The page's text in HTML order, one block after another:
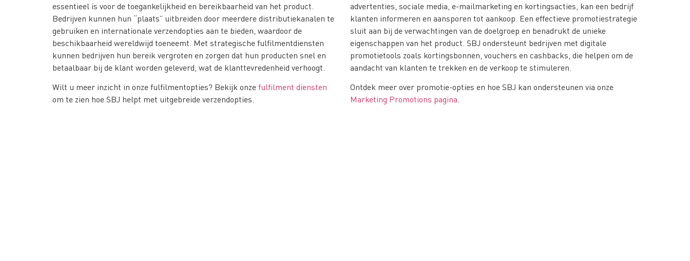
essentieel is voor de toegankelijkheid en bereikbaarheid van het product.
Bedrijven kunnen hun “plaats” uitbreiden door meerdere distributiekanalen te
gebruiken en internationale verzendopties aan te bieden, waardoor de
beschikbaarheid wereldwijd toeneemt. Met strategische fulfilmentdiensten
kunnen bedrijven hun bereik vergroten en zorgen dat hun producten snel en
betaalbaar bij de klant worden geleverd, wat de klanttevredenheid verhoogt.
Wilt u meer inzicht in onze fulfilmentopties? Bekijk onze fulfilment diensten
om te zien hoe SBJ helpt met uitgebreide verzendopties.
advertenties, sociale media, e-mailmarketing en kortingsacties, kan een bedrijf
klanten informeren en aansporen tot aankoop. Een effectieve promotiestrategie
sluit aan bij de verwachtingen van de doelgroep en benadrukt de unieke
eigenschappen van het product. SBJ ondersteunt bedrijven met digitale
promotietools zoals kortingsbonnen, vouchers en cashbacks, die helpen om de
aandacht van klanten te trekken en de verkoop te stimuleren.
Ontdek meer over promotie-opties en hoe SBJ kan ondersteunen via onze
Marketing Promotions pagina.